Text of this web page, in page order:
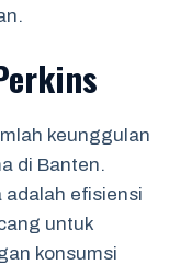
keunggulan
di Banten.
adalah efisiensi
untuk
konsumsi